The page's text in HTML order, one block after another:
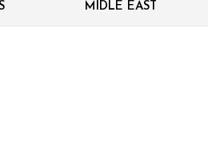
MIDLE EAST